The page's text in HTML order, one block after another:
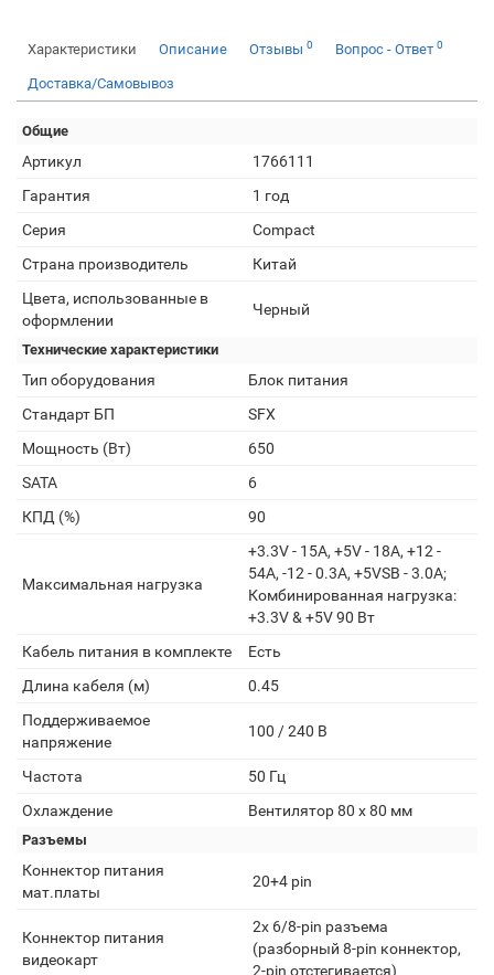
Характеристики Описание Отзывы 0 Вопрос - Ответ 0
Доставка/Самовывоз
Общие
Артикул
1766111
Гарантия
1 год
Серия
Compact
Страна производитель
Китай
Цвета, использованные в
оформлении
Черный
Технические характеристики
Тип оборудования
Блок питания
Стандарт БП
SFX
Мощность (Вт)
650
SATA
6
КПД (%)
90
Максимальная нагрузка
+3.3V - 15A, +5V - 18A, +12 -
54A, -12 - 0.3A, +5VSB - 3.0A;
Комбинированная нагрузка:
+3.3V & +5V 90 Вт
Кабель питания в комплекте
Есть
Длина кабеля (м)
0.45
Поддерживаемое
напряжение
100 / 240 В
Частота
50 Гц
Охлаждение
Вентилятор 80 x 80 мм
Разъемы
Коннектор питания
мат.платы
20+4 pin
Коннектор питания
видеокарт
2x 6/8-pin разъема
(разборный 8-pin коннектор,
2-pin отстегивается)